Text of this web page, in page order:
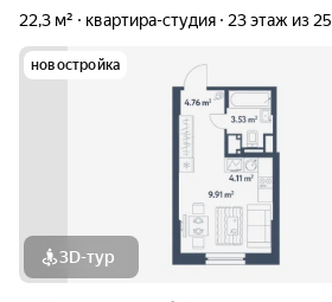
22,3 м²
квартира-студия 23 этаж из 25
новостройка
3D-тур